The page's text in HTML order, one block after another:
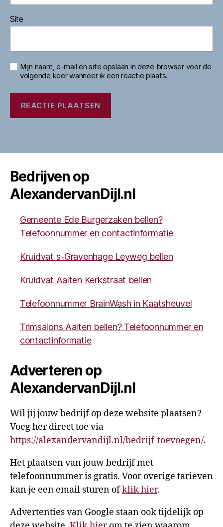
Site
Mijn naam, e-mail en site opslaan in deze browser voor de
volgende keer wanneer ik een reactie plaats.
Bedrijven op
AlexandervanDijl.nl
Gemeente Ede Burgerzaken bellen?
Telefoonnummer en contactinformatie
Kruidvat s-Gravenhage Leyweg bellen
Kruidvat Aalten Kerkstraat bellen
Telefoonnummer BrainWash in Kaatsheuvel
Trimsalons Aalten bellen? Telefoonnummer en
contactinformatie
Adverteren op
AlexandervanDijl.nl
Wil jij jouw bedrijf op deze website plaatsen?
Voeg her direct toe via
https://alexandervandijl.nl/bedrijf-toevoegen/.
Het plaatsen van jouw bedrijf met
telefoonnummer is gratis. Voor overige tarieven
kan je een email sturen ofklik hier.
Advertenties van Google staan ook tijdelijk op